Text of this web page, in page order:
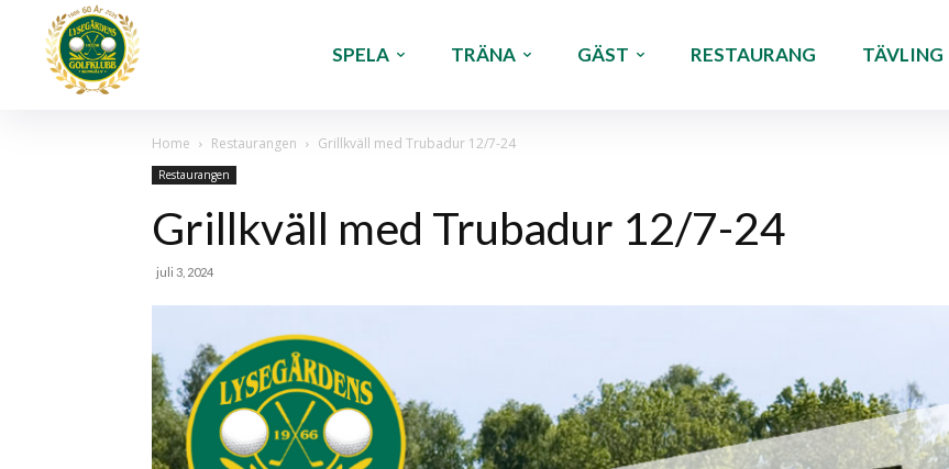
SPELA TRÄNA GÄST RESTAURANG TÄVLING
Home Restaurangen Grillkväll med Trubadur 12/7-24
Restaurangen
Grillkväll med Trubadur 12/7-24
juli 3, 2024